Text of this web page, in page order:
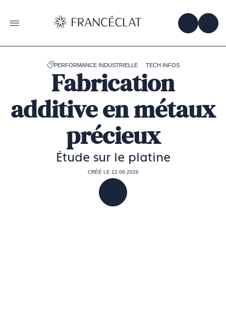
la
page
de
OBTENIR
PERFORMANCE INDUSTRIELLE TECH INFOS
Fabrication
additive en métaux
précieux
Étude sur le platine
CRÉÉ LE 12.06.2026
PARTAGER